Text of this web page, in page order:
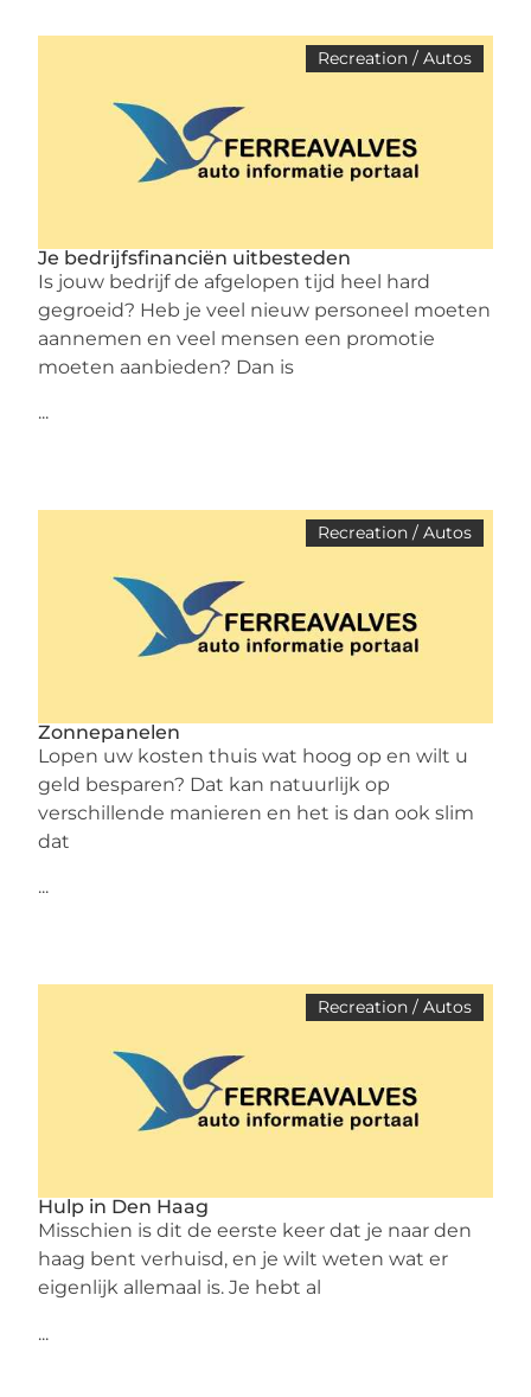
Recreation / Autos
Je bedrijfsfinanciën uitbesteden
Is jouw bedrijf de afgelopen tijd heel hard
gegroeid? Heb je veel nieuw personeel moeten
aannemen en veel mensen een promotie
moeten aanbieden? Dan is
...
Recreation / Autos
Zonnepanelen
Lopen uw kosten thuis wat hoog op en wilt u
geld besparen? Dat kan natuurlijk op
verschillende manieren en het is dan ook slim
dat
...
Recreation / Autos
Hulp in Den Haag
Misschien is dit de eerste keer dat je naar den
haag bent verhuisd, en je wilt weten wat er
eigenlijk allemaal is. Je hebt al
...